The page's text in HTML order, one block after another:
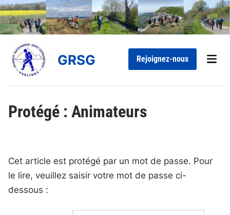
Skip
to
content
GRSG Rejoignez-nous
Main
Protégé : Animateurs
Cet article est protégé par un mot de passe. Pour
le lire, veuillez saisir votre mot de passe ci-
dessous :